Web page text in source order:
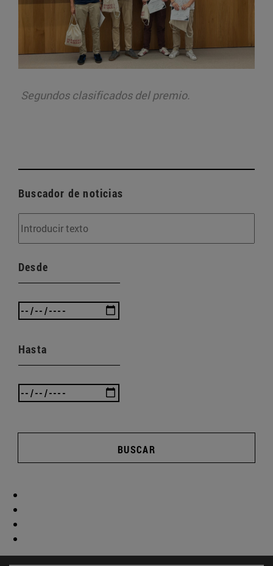
Segundos clasificados del premio.
Buscador de noticias
Desde
Hasta
BUSCAR